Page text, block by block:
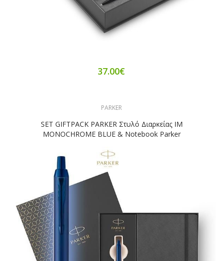
37.00€
PARKER
SET GIFTPACK PARKER Στυλό Διαρκείας IM
MONOCHROME BLUE & Notebook Parker